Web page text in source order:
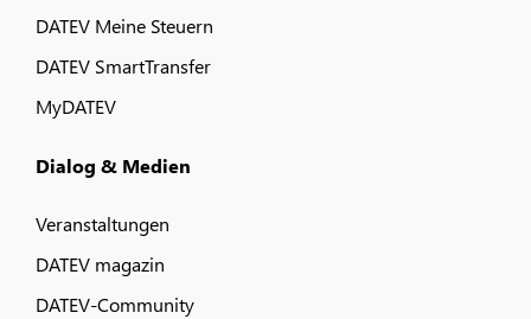
DATEV Meine Steuern
DATEV SmartTransfer
MyDATEV
Dialog & Medien
Veranstaltungen
DATEV magazin
DATEV-Community